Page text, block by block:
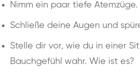
Nimm ein paar tiefe Atemzüge.
Schließe deine Augen und
Stelle dir vor, wie du in einer
Bauchgefühl wahr. Wie ist es?